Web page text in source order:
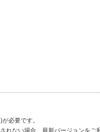
必要です。
れない場合、最新バージョンをご